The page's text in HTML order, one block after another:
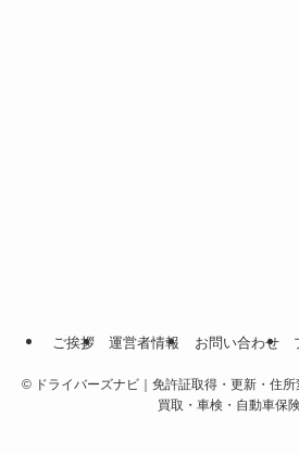
ご挨拶 運営者情報 お問い合わせ
© ドライバーズナビ｜免許証取得・更新・住
買取・車検・自動車保